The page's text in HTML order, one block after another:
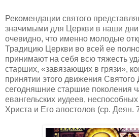
Рекомендации святого
значимыми для Церкви в наши дни,
очевидно, что именно молодые
Традицию Церкви во всей ее
принимают на себя всю тяжесть
старших, «завязающих в грязи»,
принятии этого движения Святого
сегодняшние старшие поколения
евангельских иудеев,
Христа и Его апостолов (ср. Деян.